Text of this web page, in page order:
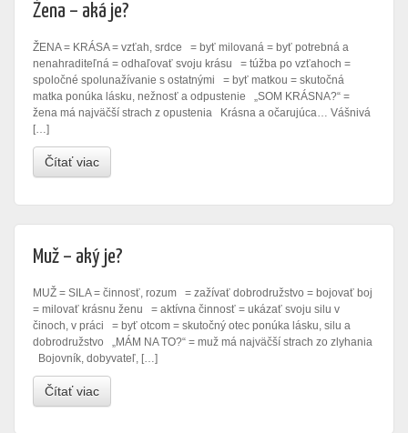
Žena – aká je?
ŽENA = KRÁSA = vzťah, srdce = byť milovaná = byť potrebná a
nenahraditeľná = odhaľovať svoju krásu = túžba po vzťahoch =
spoločné spolunažívanie s ostatnými = byť matkou = skutočná
matka ponúka lásku, nežnosť a odpustenie „SOM KRÁSNA?“ =
žena má najväčší strach z opustenia Krásna a očarujúca… Vášnivá
[…]
Čítať viac
Muž – aký je?
MUŽ = SILA = činnosť, rozum = zažívať dobrodružstvo = bojovať boj
= milovať krásnu ženu = aktívna činnosť = ukázať svoju silu v
činoch, v práci = byť otcom = skutočný otec ponúka lásku, silu a
dobrodružstvo „MÁM NA TO?“ = muž má najväčší strach zo zlyhania
Bojovník, dobyvateľ, […]
Čítať viac